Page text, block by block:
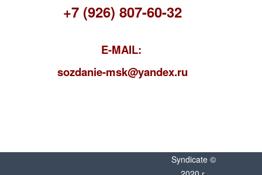
+7 (926) 807-60-32
E-MAIL:
sozdanie-msk@yandex.ru
Syndicate ©